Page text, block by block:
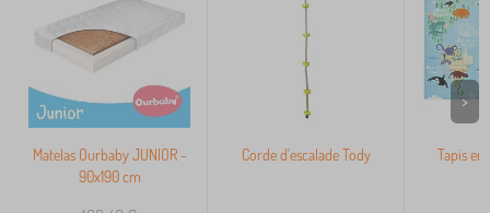
Matelas Ourbaby JUNIOR -
90x190 cm
Corde d'escalade Tody
Tapis
>